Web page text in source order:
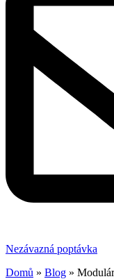
Nezávazná poptávka
Domů » Blog »